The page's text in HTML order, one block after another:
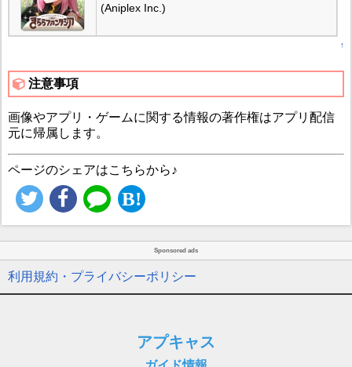
(Aniplex Inc.)
↑
注意事項
画像やアプリ・ゲームに関する情報の著作権はアプリ配信
元に帰属します。
ページのシェアはこちらから♪
Sponsored ads
利用規約・プライバシーポリシー
アプキャス